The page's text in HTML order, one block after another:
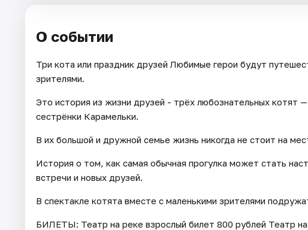
О событии
Три кота или праздник друзей Любимые герои будут
зрителями.
Это история из жизни друзей - трёх любознательных котят
сестрёнки Карамельки.
В их большой и дружной семье жизнь никогда не стоит на
История о том, как самая обычная прогулка может стать
встречи и новых друзей.
В спектакле котята вместе с маленькими зрителями
БИЛЕТЫ: Театр на реке взрослый билет 800 рублей Театр